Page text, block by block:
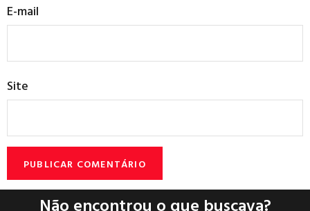
E-mail
Site
Não encontrou o que buscava?